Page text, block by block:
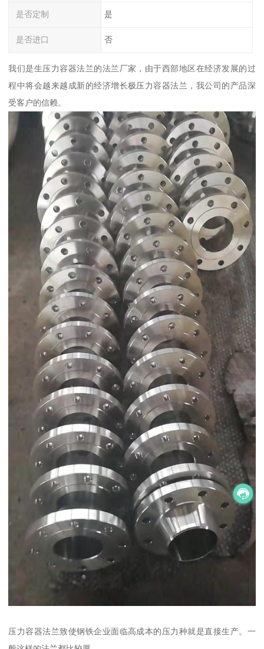
是否定制 是
是否进口 否
我们是生压力容器法兰的法兰厂家，由于西部地区在经济发展的过
程中将会越来越成新的经济增长极压力容器法兰，我公司的产品深
受客户的信赖。
压力容器法兰致使钢铁企业面临高成本的压力种就是直接生产。一